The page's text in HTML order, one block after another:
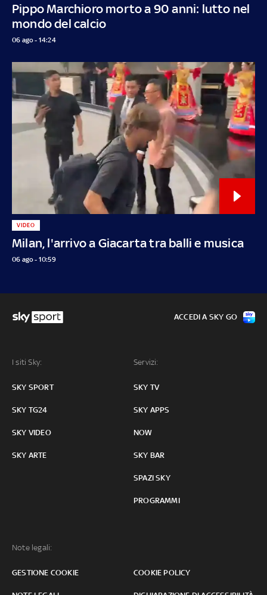
Pippo Marchioro morto a 90 anni: lutto nel
mondo del calcio
06 ago - 14:24
Milan, l'arrivo a Giacarta tra balli e musica
VIDEO
06 ago - 10:59
I siti Sky:
SKY SPORT
SKY TG24
SKY VIDEO
SKY ARTE
Servizi:
SKY TV
SKY APPS
NOW
SKY BAR
SPAZI SKY
PROGRAMMI
Note legali:
GESTIONE COOKIE COOKIE POLICY
ACCEDI A SKY GO